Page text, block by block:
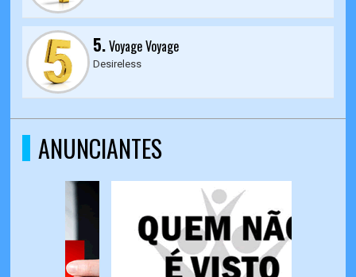
5.Voyage Voyage
Desireless
ANUNCIANTES